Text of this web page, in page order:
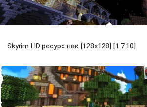
Skyrim HD ресурс пак [128x128] [1.7.10]